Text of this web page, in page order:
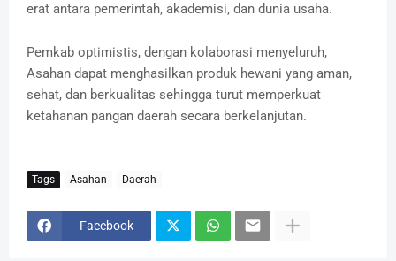
erat antara pemerintah, akademisi, dan dunia usaha.
Pemkab optimistis, dengan kolaborasi menyeluruh,
Asahan dapat menghasilkan produk hewani yang aman,
sehat, dan berkualitas sehingga turut memperkuat
ketahanan pangan daerah secara berkelanjutan.
Tags Asahan Daerah
Facebook